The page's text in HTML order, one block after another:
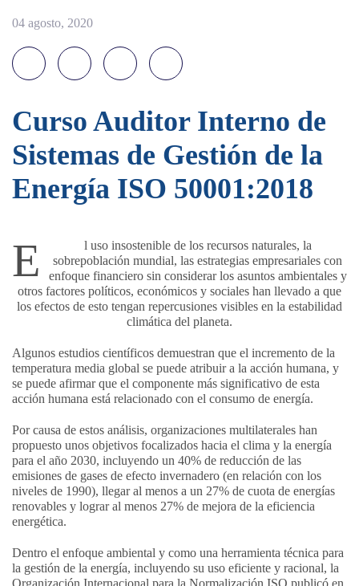
04 agosto, 2020
Curso Auditor Interno de
Sistemas de Gestión de la
Energía ISO 50001:2018
E
l uso insostenible de los recursos naturales, la
sobrepoblación mundial, las estrategias empresariales con
enfoque financiero sin considerar los asuntos ambientales y
otros factores políticos, económicos y sociales han llevado a que
los efectos de esto tengan repercusiones visibles en la estabilidad
climática del planeta.
Algunos estudios científicos demuestran que el incremento de la
temperatura media global se puede atribuir a la acción humana, y
se puede afirmar que el componente más significativo de esta
acción humana está relacionado con el consumo de energía.
Por causa de estos análisis, organizaciones multilaterales han
propuesto unos objetivos focalizados hacia el clima y la energía
para el año 2030, incluyendo un 40% de reducción de las
emisiones de gases de efecto invernadero (en relación con los
niveles de 1990), llegar al menos a un 27% de cuota de energías
renovables y lograr al menos 27% de mejora de la eficiencia
energética.
Dentro el enfoque ambiental y como una herramienta técnica para
la gestión de la energía, incluyendo su uso eficiente y racional, la
Organización Internacional para la Normalización ISO publicó en